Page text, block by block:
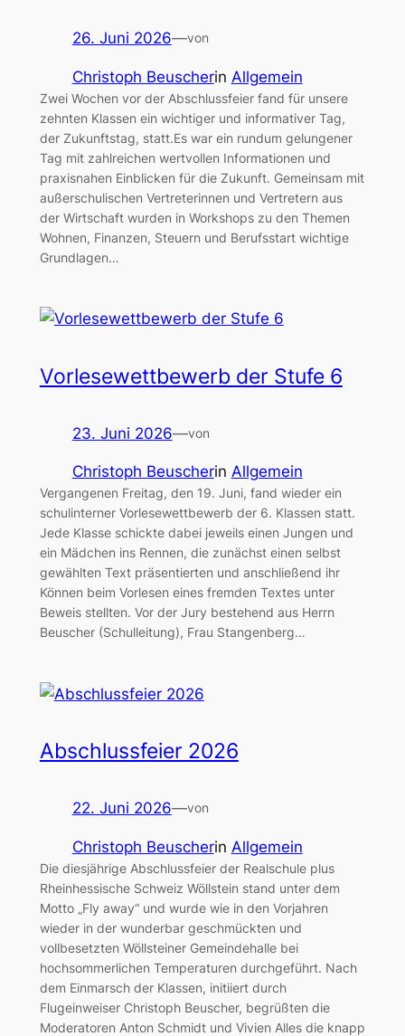
26. Juni 2026—von
Christoph Beuscherin Allgemein
Zwei Wochen vor der Abschlussfeier fand für unsere
zehnten Klassen ein wichtiger und informativer Tag,
der Zukunftstag, statt.Es war ein rundum gelungener
Tag mit zahlreichen wertvollen Informationen und
praxisnahen Einblicken für die Zukunft. Gemeinsam mit
außerschulischen Vertreterinnen und Vertretern aus
der Wirtschaft wurden in Workshops zu den Themen
Wohnen, Finanzen, Steuern und Berufsstart wichtige
Grundlagen…
Vorlesewettbewerb der Stufe 6
23. Juni 2026—von
Christoph Beuscherin Allgemein
Vergangenen Freitag, den 19. Juni, fand wieder ein
schulinterner Vorlesewettbewerb der 6. Klassen statt.
Jede Klasse schickte dabei jeweils einen Jungen und
ein Mädchen ins Rennen, die zunächst einen selbst
gewählten Text präsentierten und anschließend ihr
Können beim Vorlesen eines fremden Textes unter
Beweis stellten. Vor der Jury bestehend aus Herrn
Beuscher (Schulleitung), Frau Stangenberg…
Abschlussfeier 2026
22. Juni 2026—von
Christoph Beuscherin Allgemein
Die diesjährige Abschlussfeier der Realschule plus
Rheinhessische Schweiz Wöllstein stand unter dem
Motto „Fly away“ und wurde wie in den Vorjahren
wieder in der wunderbar geschmückten und
vollbesetzten Wöllsteiner Gemeindehalle bei
hochsommerlichen Temperaturen durchgeführt. Nach
dem Einmarsch der Klassen, initiiert durch
Flugeinweiser Christoph Beuscher, begrüßten die
Moderatoren Anton Schmidt und Vivien Alles die knapp